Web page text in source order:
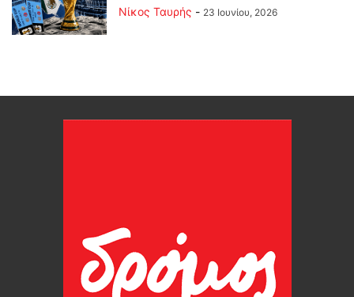
Νίκος Ταυρής - 23 Ιουνίου, 2026